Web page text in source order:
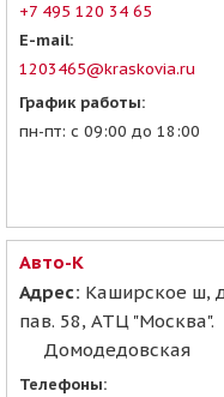
+7 495 120 34 65
E-mail:
1203465@kraskovia.ru
График работы:
пн-пт: с 09:00 до 18:00
Авто-К
Адрес: Каширское ш,
пав. 58, АТЦ "Москва".
Домодедовская
Телефоны: